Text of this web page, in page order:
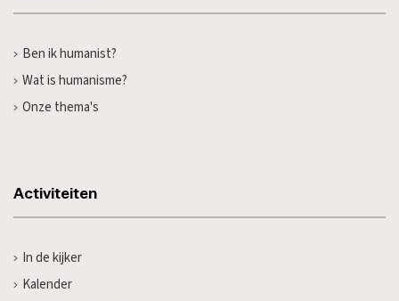
Ben ik humanist?
Wat is humanisme?
Onze thema's
Activiteiten
In de kijker
Kalender